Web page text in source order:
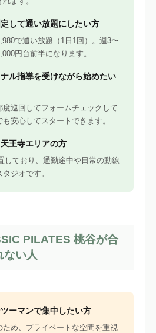
して通い放題にしたい方
で通い放題（1日1回）。週3〜
円台前半になります。
ル指導を受けながら始めたい
巡回してフォームチェックして
安心してスタートできます。
王寺エリアの方
しており、通勤途中や日常の動線
ジオです。
PILATES 桃谷が合
ない人
ーマンで集中したい方
ため、プライベートな空間を重視